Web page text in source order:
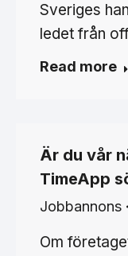
Sveriges
ledet från
Read more
Är du vår
TimeApp
Jobbannons
Om